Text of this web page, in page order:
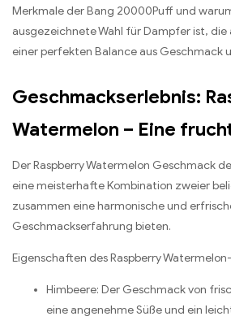
Merkmale der Bang 20000Puff und
ausgezeichnete Wahl für Dampfer ist, die
einer perfekten Balance aus Geschmack
Geschmackserlebnis:
Watermelon – Eine
Der Raspberry Watermelon Geschmack
eine meisterhafte Kombination zweier
zusammen eine harmonische und
Geschmackserfahrung bieten.
Eigenschaften des Raspberry
Himbeere: Der Geschmack von
eine angenehme Süße und ein